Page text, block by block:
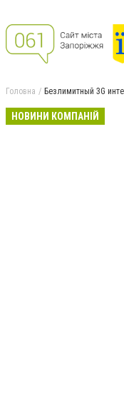
Головна Безлимитный 3G
НОВИНИ КОМПАНІЙ